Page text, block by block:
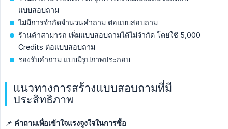
แบบสอบถาม
ไม่มีการจำกัดจำนวนคำถาม ต่อแบบสอบถาม
ร้านค้าสามารถ เพิ่มแบบสอบถามได้ไม่จำกัด โดยใช้ 5,000
Credits ต่อแบบสอบถาม
รองรับคำถาม แบบมีรูปภาพประกอบ
แนวทางการสร้างแบบสอบถามที่มี
ประสิทธิภาพ
📌 คำถามเพื่อเข้าใจแรงจูงใจในการซื้อ